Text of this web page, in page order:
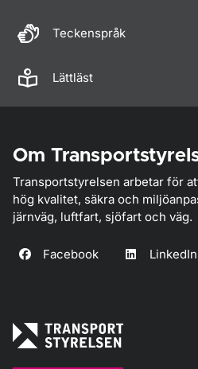
Teckenspråk
Lättläst
Om
Transportstyrelsen arbetar för
hög kvalitet, säkra och
järnväg, luftfart, sjöfart och väg.
Facebook LinkedIn